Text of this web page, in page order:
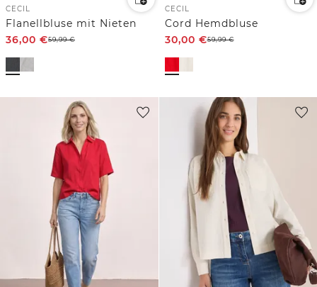
CECIL
Flanellbluse mit Nieten
36,00 €59,99€
CECIL
Cord Hemdbluse
30,00 €59,99€